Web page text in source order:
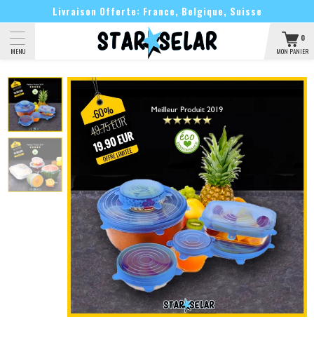
Livraison Offerte: France, Belgique, Suisse
0
MON PANIER
MENU